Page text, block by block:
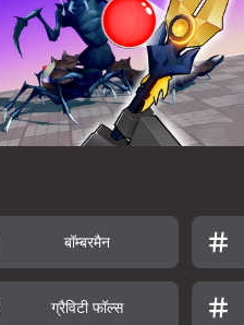
बॉम्बरमैन
ग्रैविटी फॉल्स